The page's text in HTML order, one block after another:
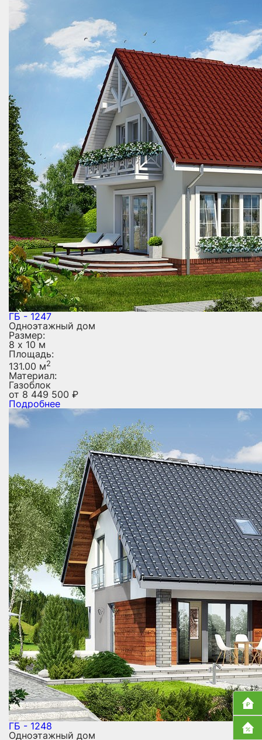
ГБ - 1247
Одноэтажный дом
Размер:
8 х 10 м
Площадь:
131.00 м2
Материал:
Газоблок
от 8 449 500 ₽
Подробнее
ГБ - 1248
Одноэтажный дом